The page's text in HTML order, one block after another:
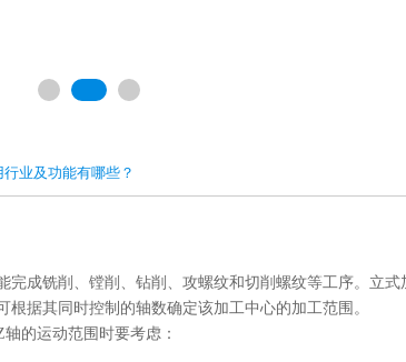
业及功能有哪些？
完成铣削、镗削、钻削、攻螺纹和切削螺纹等工序。立
据其同时控制的轴数确定该加工中心的加工范围。
的运动范围时要考虑：